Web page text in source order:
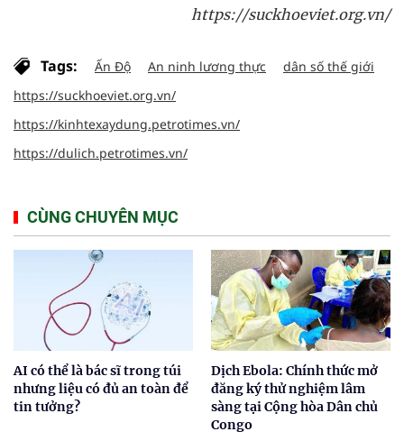
https://suckhoeviet.org.vn/
Tags: Ấn Độ An ninh lương thực
dân số thế giới
https://suckhoeviet.org.vn/
https://kinhtexaydung.petrotimes.vn/
https://dulich.petrotimes.vn/
CÙNG CHUYÊN MỤC
AI có thể là bác sĩ trong túi
nhưng liệu có đủ an toàn để
tin tưởng?
Dịch Ebola: Chính thức mở
đăng ký thử nghiệm lâm
sàng tại Cộng hòa Dân chủ
Congo